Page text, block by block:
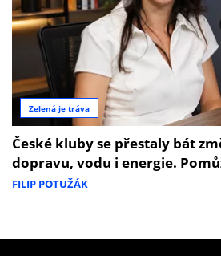
Zelená je tráva
České kluby se přestaly bát
dopravu, vodu i energie.
FILIP POTUŽÁK